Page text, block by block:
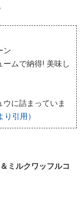
ン
ムで納得! 美味し
に詰まっていま
り引用）
ミルクワッフルコ